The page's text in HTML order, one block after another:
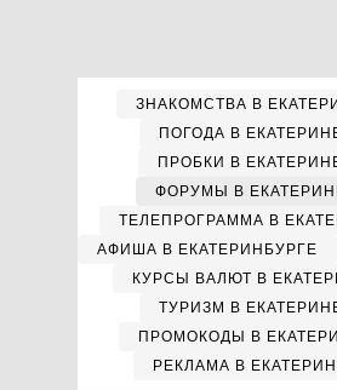
ЗНАКОМСТВА В
ПОГОДА В
ПРОБКИ В
ФОРУМЫ В
ТЕЛЕПРОГРАММА В
АФИША В ЕКАТЕРИНБУРГЕ
КУРСЫ ВАЛЮТ В
ТУРИЗМ В
ПРОМОКОДЫ В
РЕКЛАМА В